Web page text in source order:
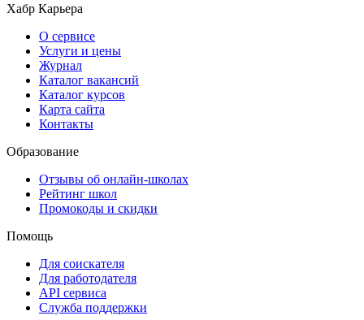
Хабр Карьера
О сервисе
Услуги и цены
Журнал
Каталог вакансий
Каталог курсов
Карта сайта
Контакты
Образование
Отзывы об онлайн-школах
Рейтинг школ
Промокоды и скидки
Помощь
Для соискателя
Для работодателя
API сервиса
Служба поддержки